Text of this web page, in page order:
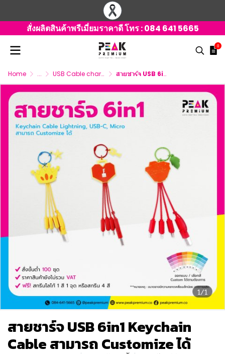
สั่งผลิตสินค้าพรีเมี่ยมราคาดี โทร :084 641 5665
0
Home ... USB Cable charger 3 connector สายชาร์จ USB 6in1 Keychain Cable สามารถ Customize ได้
1/1
สายชาร์จ USB 6in1 Keychain
Cable สามารถ Customize ได้